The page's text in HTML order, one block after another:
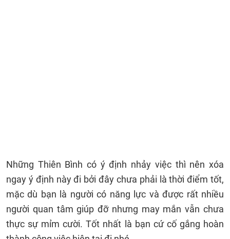
Những Thiên Bình có ý định nhảy việc thì nên xóa
ngay ý định này đi bởi đây chưa phải là thời điểm tốt,
mặc dù bạn là người có năng lực và được rất nhiều
người quan tâm giúp đỡ nhưng may mắn vẫn chưa
thực sự mỉm cười. Tốt nhất là bạn cứ cố gắng hoàn